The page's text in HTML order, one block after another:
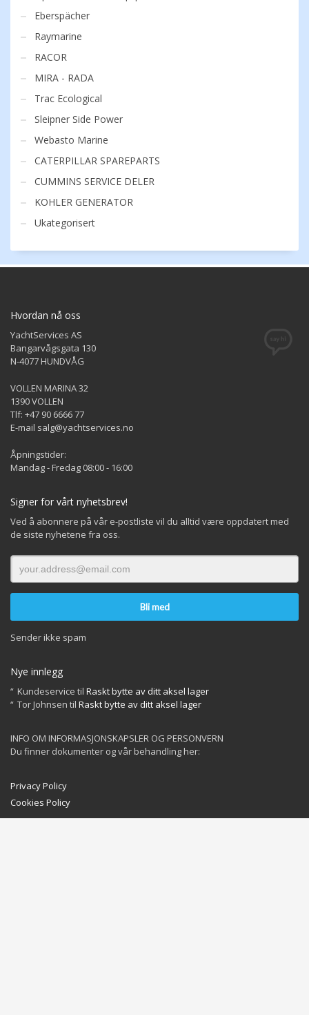
Eberspächer
Raymarine
RACOR
MIRA - RADA
Trac Ecological
Sleipner Side Power
Webasto Marine
CATERPILLAR SPAREPARTS
CUMMINS SERVICE DELER
KOHLER GENERATOR
Ukategorisert
Hvordan nå oss
YachtServices AS
Bangarvågsgata 130
N-4077 HUNDVÅG
VOLLEN MARINA 32
1390 VOLLEN
Tlf: +47 90 6666 77
E-mail salg@yachtservices.no
Åpningstider:
Mandag - Fredag 08:00 - 16:00
Signer for vårt nyhetsbrev!
Ved å abonnere på vår e-postliste vil du alltid være oppdatert med
de siste nyhetene fra oss.
Sender ikke spam
Nye innlegg
Kundeservice til Raskt bytte av ditt aksel lager
Tor Johnsen til Raskt bytte av ditt aksel lager
INFO OM INFORMASJONSKAPSLER OG PERSONVERN
Du finner dokumenter og vår behandling her:
Privacy Policy
Cookies Policy